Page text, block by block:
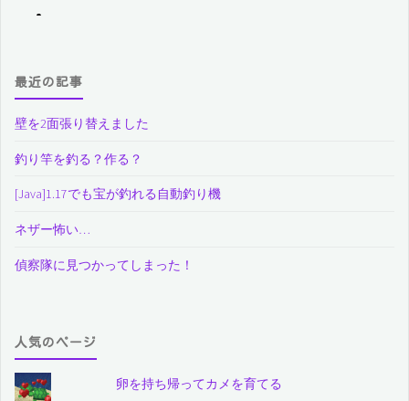
最近の記事
壁を2面張り替えました
釣り竿を釣る？作る？
[Java]1.17でも宝が釣れる自動釣り機
ネザー怖い…
偵察隊に見つかってしまった！
人気のページ
卵を持ち帰ってカメを育てる